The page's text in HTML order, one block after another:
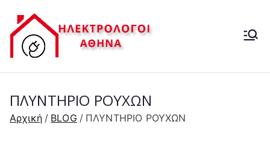
περιεχόμενο
ΗΛΕΚΤΡ
ΟΛΟΓΟΣ
24 ΩΡΕΣ
ΠΛΥΝΤΗΡΙΟ ΡΟΥΧΩΝ
Αρχική BLOG ΠΛΥΝΤΗΡΙΟ ΡΟΥΧΩΝ